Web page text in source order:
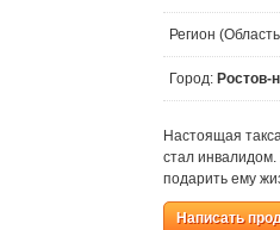
Регион
Город: Ростов-
Настоящая
стал
подарить ему
Написать